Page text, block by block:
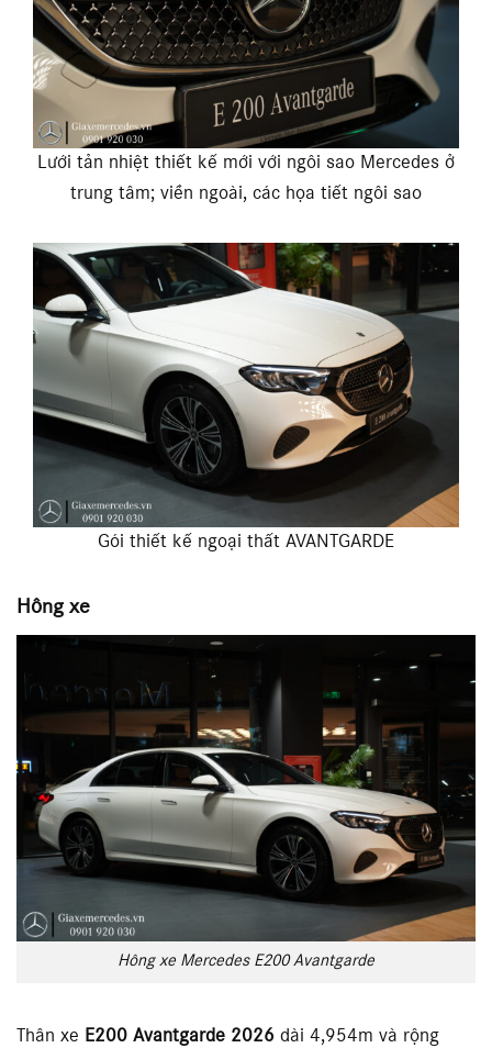
Lưới tản nhiệt thiết kế mới với ngôi sao Mercedes ở
trung tâm; viền ngoài, các họa tiết ngôi sao
Gói thiết kế ngoại thất AVANTGARDE
Hông xe
Hông xe Mercedes E200 Avantgarde
Thân xe E200 Avantgarde 2026 dài 4,954m và rộng